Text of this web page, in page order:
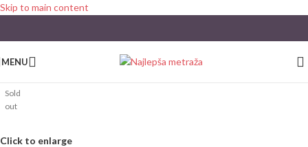
Skip to main content
MENU
Sold
out
Click to enlarge